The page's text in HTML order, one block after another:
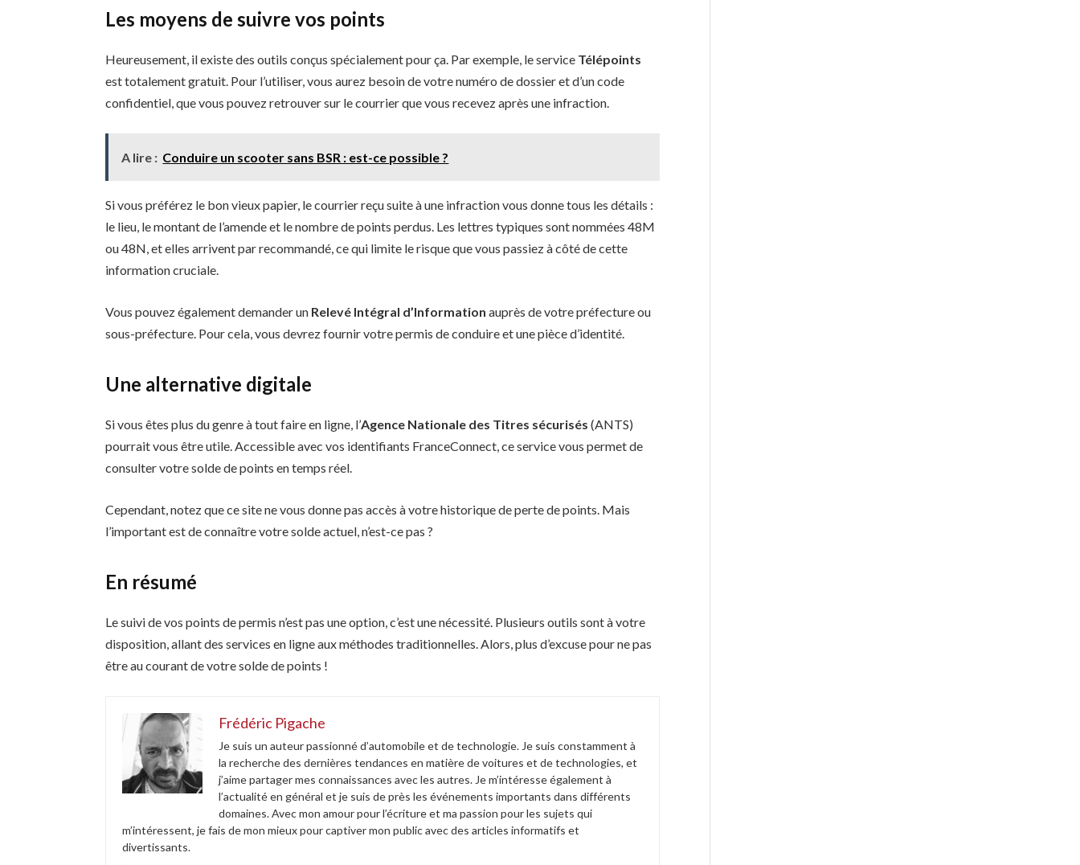
Les moyens de suivre vos points
Heureusement, il existe des outils conçus spécialement pour ça. Par exemple, le service Télépoints
est totalement gratuit. Pour l’utiliser, vous aurez besoin de votre numéro de dossier et d’un code
confidentiel, que vous pouvez retrouver sur le courrier que vous recevez après une infraction.
A lire : Conduire un scooter sans BSR : est-ce possible ?
Si vous préférez le bon vieux papier, le courrier reçu suite à une infraction vous donne tous les détails :
le lieu, le montant de l’amende et le nombre de points perdus. Les lettres typiques sont nommées 48M
ou 48N, et elles arrivent par recommandé, ce qui limite le risque que vous passiez à côté de cette
information cruciale.
Vous pouvez également demander un Relevé Intégral d’Information auprès de votre préfecture ou
sous-préfecture. Pour cela, vous devrez fournir votre permis de conduire et une pièce d’identité.
Une alternative digitale
Si vous êtes plus du genre à tout faire en ligne, l’Agence Nationale des Titres sécurisés (ANTS)
pourrait vous être utile. Accessible avec vos identifiants FranceConnect, ce service vous permet de
consulter votre solde de points en temps réel.
Cependant, notez que ce site ne vous donne pas accès à votre historique de perte de points. Mais
l’important est de connaître votre solde actuel, n’est-ce pas ?
En résumé
Le suivi de vos points de permis n’est pas une option, c’est une nécessité. Plusieurs outils sont à votre
disposition, allant des services en ligne aux méthodes traditionnelles. Alors, plus d’excuse pour ne pas
être au courant de votre solde de points !
Frédéric Pigache
Je suis un auteur passionné d’automobile et de technologie. Je suis constamment à
la recherche des dernières tendances en matière de voitures et de technologies, et
j’aime partager mes connaissances avec les autres. Je m’intéresse également à
l’actualité en général et je suis de près les événements importants dans différents
domaines. Avec mon amour pour l’écriture et ma passion pour les sujets qui
m’intéressent, je fais de mon mieux pour captiver mon public avec des articles informatifs et
divertissants.